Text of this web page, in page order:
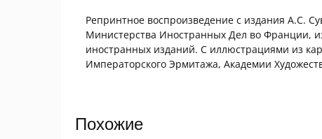
Репринтное воспроизведение с издания А.С.
Министерства Иностранных Дел во Франции,
иностранных изданий. С иллюстрациями из
Императорского Эрмитажа, Академии
Похожие